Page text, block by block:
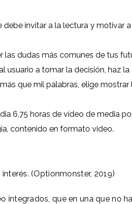
invitar a la lectura y motivar
dudas más comunes de tus
a tomar la decisión, haz la
que mil palabras, elige
6,75 horas de vídeo de media
contenido en formato video.
(Optionmonster, 2019)
que en una que no